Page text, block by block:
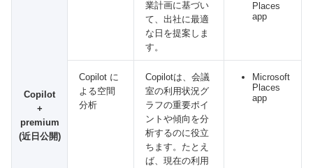
Copilot
+
premium
(近日公開)
業計画に基づい
て、出社に最適
な日を提案しま
す。
Places
app
Copilot に
よる空間
分析
Copilotは、会議
室の利用状況グ
ラフの重要ポイ
ントや傾向を分
析するのに役立
ちます。たとえ
ば、現在の利用
Microsoft
Places
app